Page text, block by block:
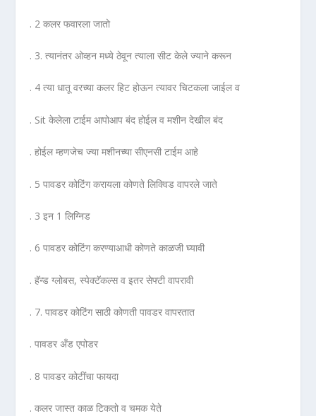
. 2 कलर फवारला जातो
. 3. त्यानंतर ओव्हन मध्ये ठेवून त्याला सीट केले ज्याने करून
. 4 त्या धातू वरच्या कलर हिट होऊन त्यावर चिटकला जाईल व
. Sit केलेला टाईम आपोआप बंद होईल व मशीन देखील बंद
. होईल म्हणजेच ज्या मशीनच्या सीएनसी टाईम आहे
. 5 पावडर कोटिंग करायला कोणते लिक्विड वापरले जाते
. 3 इन 1 लिग्निड
. 6 पावडर कोटिंग करण्याआधी कोणते काळजी घ्यावी
. हॅन्ड ग्लोबस, स्पेक्टॅकल्स व इतर सेफ्टी वापरावी
. 7. पावडर कोटिंग साठी कोणती पावडर वापरतात
. पावडर अँड एपोडर
. 8 पावडर कोटींचा फायदा
. कलर जास्त काळ टिकतो व चमक येते